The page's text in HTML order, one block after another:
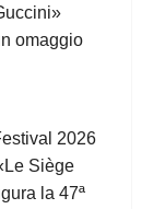
omaggio
2026
Siège
la 47ª